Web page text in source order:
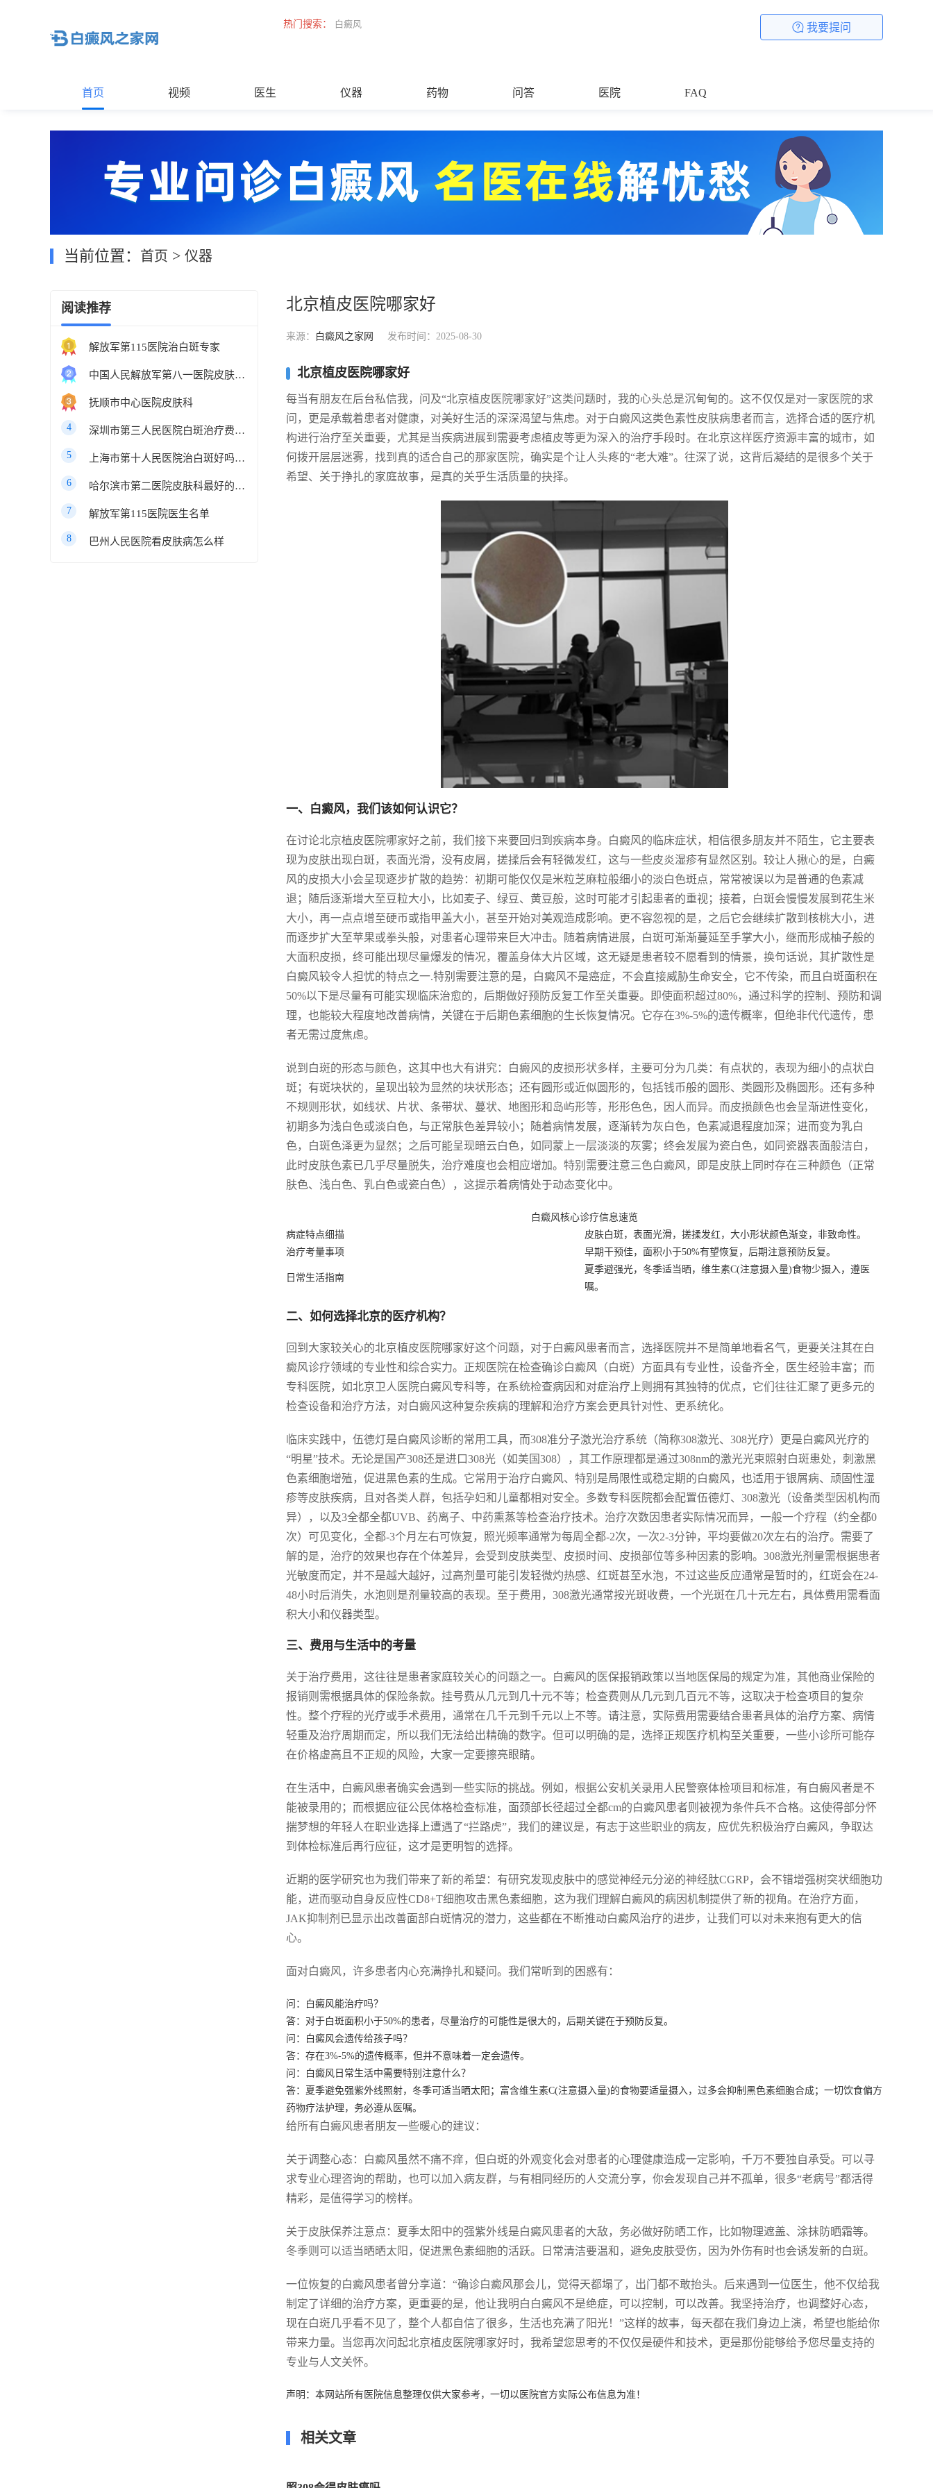
热门搜索： 白癜风 我要提问
首页 视频 医生 仪器 药物 问答 医院 FAQ
当前位置： 首页 > 仪器
阅读推荐
解放军第115医院治白斑专家
中国人民解放军第八一医院皮肤科最好的医生
抚顺市中心医院皮肤科
4 深圳市第三人民医院白斑治疗费用多少
5 上海市第十人民医院治白斑好吗知乎
6 哈尔滨市第二医院皮肤科最好的医生
7 解放军第115医院医生名单
8 巴州人民医院看皮肤病怎么样
北京植皮医院哪家好
来源： 白癜风之家网 发布时间：2025-08-30
北京植皮医院哪家好
每当有朋友在后台私信我，问及“北京植皮医院哪家好”这类问题时，我的心头总是沉甸甸的。这不仅仅是对一家医院的求
问，更是承载着患者对健康，对美好生活的深深渴望与焦虑。对于白癜风这类色素性皮肤病患者而言，选择合适的医疗机
构进行治疗至关重要，尤其是当疾病进展到需要考虑植皮等更为深入的治疗手段时。在北京这样医疗资源丰富的城市，如
何拨开层层迷雾，找到真的适合自己的那家医院，确实是个让人头疼的“老大难”。往深了说，这背后凝结的是很多个关于
希望、关于挣扎的家庭故事，是真的关乎生活质量的抉择。
一、白癜风，我们该如何认识它？
在讨论北京植皮医院哪家好之前，我们接下来要回归到疾病本身。白癜风的临床症状，相信很多朋友并不陌生，它主要表
现为皮肤出现白斑，表面光滑，没有皮屑，搓揉后会有轻微发红，这与一些皮炎湿疹有显然区别。较让人揪心的是，白癜
风的皮损大小会呈现逐步扩散的趋势：初期可能仅仅是米粒芝麻粒般细小的淡白色斑点，常常被误以为是普通的色素减
退；随后逐渐增大至豆粒大小，比如麦子、绿豆、黄豆般，这时可能才引起患者的重视；接着，白斑会慢慢发展到花生米
大小，再一点点增至硬币或指甲盖大小，甚至开始对美观造成影响。更不容忽视的是，之后它会继续扩散到核桃大小，进
而逐步扩大至苹果或拳头般，对患者心理带来巨大冲击。随着病情进展，白斑可渐渐蔓延至手掌大小，继而形成柚子般的
大面积皮损，终可能出现尽量爆发的情况，覆盖身体大片区域，这无疑是患者较不愿看到的情景，换句话说，其扩散性是
白癜风较令人担忧的特点之一.特别需要注意的是，白癜风不是癌症，不会直接威胁生命安全，它不传染，而且白斑面积在
50%以下是尽量有可能实现临床治愈的，后期做好预防反复工作至关重要。即使面积超过80%，通过科学的控制、预防和调
理，也能较大程度地改善病情，关键在于后期色素细胞的生长恢复情况。它存在3%-5%的遗传概率，但绝非代代遗传，患
者无需过度焦虑。
说到白斑的形态与颜色，这其中也大有讲究：白癜风的皮损形状多样，主要可分为几类：有点状的，表现为细小的点状白
斑；有斑块状的，呈现出较为显然的块状形态；还有圆形或近似圆形的，包括钱币般的圆形、类圆形及椭圆形。还有多种
不规则形状，如线状、片状、条带状、蔓状、地图形和岛屿形等，形形色色，因人而异。而皮损颜色也会呈渐进性变化，
初期多为浅白色或淡白色，与正常肤色差异较小；随着病情发展，逐渐转为灰白色，色素减退程度加深；进而变为乳白
色，白斑色泽更为显然；之后可能呈现暗云白色，如同蒙上一层淡淡的灰雾；终会发展为瓷白色，如同瓷器表面般洁白，
此时皮肤色素已几乎尽量脱失，治疗难度也会相应增加。特别需要注意三色白癜风，即是皮肤上同时存在三种颜色（正常
肤色、浅白色、乳白色或瓷白色），这提示着病情处于动态变化中。
白癜风核心诊疗信息速览
病症特点细描
皮肤白斑，表面光滑，搓揉发红，大小形状颜色渐变，非致命性。
治疗考量事项
早期干预佳，面积小于50%有望恢复，后期注意预防反复。
日常生活指南
夏季避强光，冬季适当晒，维生素C(注意摄入量)食物少摄入，遵医
嘱。
二、如何选择北京的医疗机构？
回到大家较关心的北京植皮医院哪家好这个问题，对于白癜风患者而言，选择医院并不是简单地看名气，更要关注其在白
癜风诊疗领域的专业性和综合实力。正规医院在检查确诊白癜风（白斑）方面具有专业性，设备齐全，医生经验丰富；而
专科医院，如北京卫人医院白癜风专科等，在系统检查病因和对症治疗上则拥有其独特的优点，它们往往汇聚了更多元的
检查设备和治疗方法，对白癜风这种复杂疾病的理解和治疗方案会更具针对性、更系统化。
临床实践中，伍德灯是白癜风诊断的常用工具，而308准分子激光治疗系统（简称308激光、308光疗）更是白癜风光疗的
“明星”技术。无论是国产308还是进口308光（如美国308），其工作原理都是通过308nm的激光光束照射白斑患处，刺激黑
色素细胞增殖，促进黑色素的生成。它常用于治疗白癜风、特别是局限性或稳定期的白癜风，也适用于银屑病、顽固性湿
疹等皮肤疾病，且对各类人群，包括孕妇和儿童都相对安全。多数专科医院都会配置伍德灯、308激光（设备类型因机构而
异），以及3全都全都UVB、药离子、中药熏蒸等检查治疗技术。治疗次数因患者实际情况而异，一般一个疗程（约全都0
次）可见变化，全都-3个月左右可恢复，照光频率通常为每周全都-2次，一次2-3分钟，平均要做20次左右的治疗。需要了
解的是，治疗的效果也存在个体差异，会受到皮肤类型、皮损时间、皮损部位等多种因素的影响。308激光剂量需根据患者
光敏度而定，并不是越大越好，过高剂量可能引发轻微灼热感、红斑甚至水泡，不过这些反应通常是暂时的，红斑会在24-
48小时后消失，水泡则是剂量较高的表现。至于费用，308激光通常按光斑收费，一个光斑在几十元左右，具体费用需看面
积大小和仪器类型。
三、费用与生活中的考量
关于治疗费用，这往往是患者家庭较关心的问题之一。白癜风的医保报销政策以当地医保局的规定为准，其他商业保险的
报销则需根据具体的保险条款。挂号费从几元到几十元不等；检查费则从几元到几百元不等，这取决于检查项目的复杂
性。整个疗程的光疗或手术费用，通常在几千元到千元以上不等。请注意，实际费用需要结合患者具体的治疗方案、病情
轻重及治疗周期而定，所以我们无法给出精确的数字。但可以明确的是，选择正规医疗机构至关重要，一些小诊所可能存
在价格虚高且不正规的风险，大家一定要擦亮眼睛。
在生活中，白癜风患者确实会遇到一些实际的挑战。例如，根据公安机关录用人民警察体检项目和标准，有白癜风者是不
能被录用的；而根据应征公民体格检查标准，面颈部长径超过全都cm的白癜风患者则被视为条件兵不合格。这使得部分怀
揣梦想的年轻人在职业选择上遭遇了“拦路虎”，我们的建议是，有志于这些职业的病友，应优先积极治疗白癜风，争取达
到体检标准后再行应征，这才是更明智的选择。
近期的医学研究也为我们带来了新的希望：有研究发现皮肤中的感觉神经元分泌的神经肽CGRP，会不错增强树突状细胞功
能，进而驱动自身反应性CD8+T细胞攻击黑色素细胞，这为我们理解白癜风的病因机制提供了新的视角。在治疗方面，
JAK抑制剂已显示出改善面部白斑情况的潜力，这些都在不断推动白癜风治疗的进步，让我们可以对未来抱有更大的信
心。
面对白癜风，许多患者内心充满挣扎和疑问。我们常听到的困惑有：
问：白癜风能治疗吗？
答：对于白斑面积小于50%的患者，尽量治疗的可能性是很大的，后期关键在于预防反复。
问：白癜风会遗传给孩子吗？
答：存在3%-5%的遗传概率，但并不意味着一定会遗传。
问：白癜风日常生活中需要特别注意什么？
答：夏季避免强紫外线照射，冬季可适当晒太阳；富含维生素C(注意摄入量)的食物要适量摄入，过多会抑制黑色素细胞合成；一切饮食偏方
药物疗法护理，务必遵从医嘱。
给所有白癜风患者朋友一些暖心的建议：
关于调整心态：白癜风虽然不痛不痒，但白斑的外观变化会对患者的心理健康造成一定影响，千万不要独自承受。可以寻
求专业心理咨询的帮助，也可以加入病友群，与有相同经历的人交流分享，你会发现自己并不孤单，很多“老病号”都活得
精彩，是值得学习的榜样。
关于皮肤保养注意点：夏季太阳中的强紫外线是白癜风患者的大敌，务必做好防晒工作，比如物理遮盖、涂抹防晒霜等。
冬季则可以适当晒晒太阳，促进黑色素细胞的活跃。日常清洁要温和，避免皮肤受伤，因为外伤有时也会诱发新的白斑。
一位恢复的白癜风患者曾分享道：“确诊白癜风那会儿，觉得天都塌了，出门都不敢抬头。后来遇到一位医生，他不仅给我
制定了详细的治疗方案，更重要的是，他让我明白白癜风不是绝症，可以控制，可以改善。我坚持治疗，也调整好心态，
现在白斑几乎看不见了，整个人都自信了很多，生活也充满了阳光！”这样的故事，每天都在我们身边上演，希望也能给你
带来力量。当您再次问起北京植皮医院哪家好时，我希望您思考的不仅仅是硬件和技术，更是那份能够给予您尽量支持的
专业与人文关怀。
声明：本网站所有医院信息整理仅供大家参考，一切以医院官方实际公布信息为准！
相关文章